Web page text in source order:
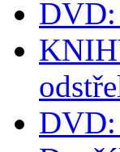
DVD:
DVD: